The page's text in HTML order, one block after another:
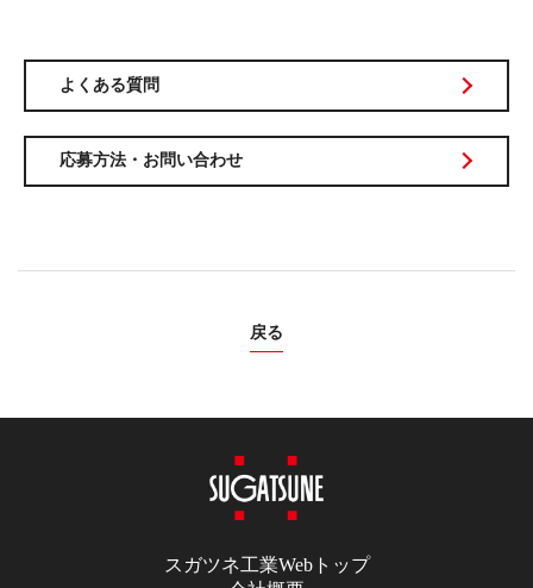
よくある質問
応募方法・お問い合わせ
戻る
スガツネ工業Webトップ